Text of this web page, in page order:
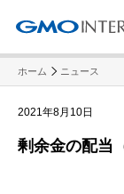
ホーム ニュース
2021年8月10日
剰余金の配当